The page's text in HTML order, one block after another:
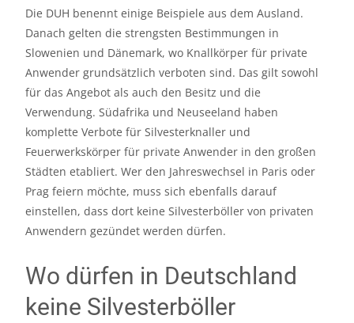
Die DUH benennt einige Beispiele aus dem Ausland.
Danach gelten die strengsten Bestimmungen in
Slowenien und Dänemark, wo Knallkörper für private
Anwender grundsätzlich verboten sind. Das gilt sowohl
für das Angebot als auch den Besitz und die
Verwendung. Südafrika und Neuseeland haben
komplette Verbote für Silvesterknaller und
Feuerwerkskörper für private Anwender in den großen
Städten etabliert. Wer den Jahreswechsel in Paris oder
Prag feiern möchte, muss sich ebenfalls darauf
einstellen, dass dort keine Silvesterböller von privaten
Anwendern gezündet werden dürfen.
Wo dürfen in Deutschland
keine Silvesterböller